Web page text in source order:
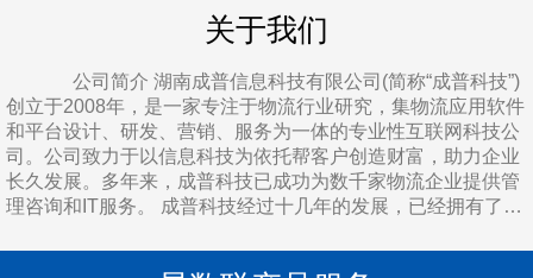
关于我们
创立于2008年，是一家专注于物流行业研究，集物流应用软件
和平台设计、研发、营销、服务为一体的专业性互联网科技公
司。公司致力于以信息科技为依托帮客户创造财富，助力企业
长久发展。多年来，成普科技已成功为数千家物流企业提供管
理咨询和IT服务。 成普科技经过十几年的发展，已经拥有了良
念。成普科技积极顺应国家加快新型基础设施建设的理念，用